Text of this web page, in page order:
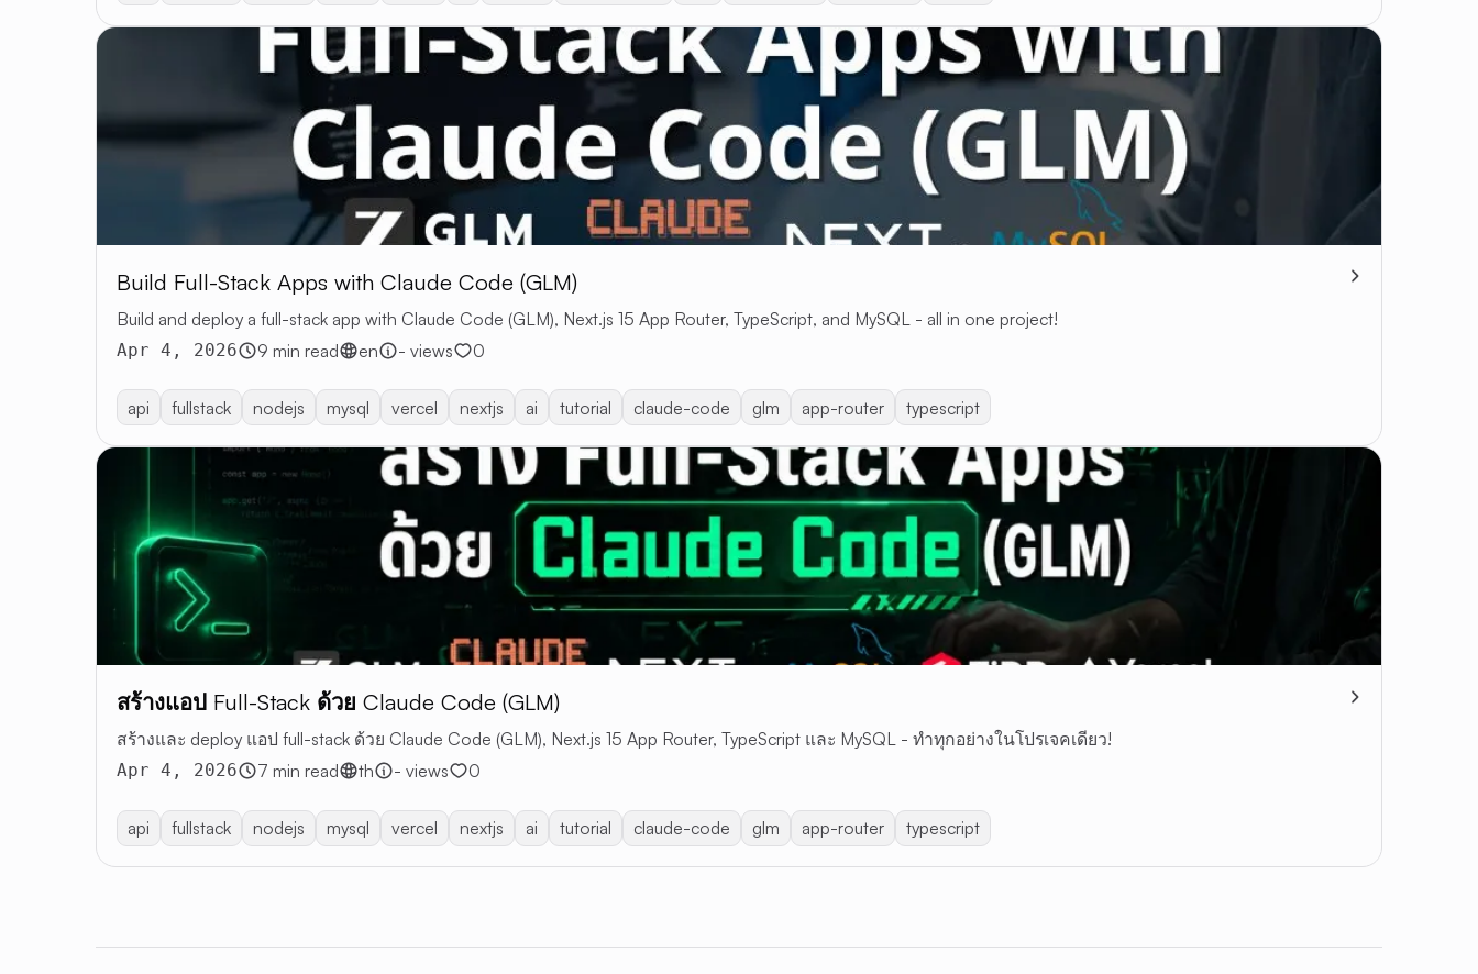
Build Full-Stack Apps with Claude Code (GLM)
Build and deploy a full-stack app with Claude Code (GLM), Next.js 15 App Router, TypeScript, and MySQL - all in one project!
Apr 4, 2026 9 min read en - views 0
api fullstack nodejs mysql vercel nextjs ai tutorial claude-code glm app-router typescript
สร้างแอป Full-Stack ด้วย Claude Code (GLM)
สร้างและ deploy แอป full-stack ด้วย Claude Code (GLM), Next.js 15 App Router, TypeScript และ MySQL - ทำทุกอย่างในโปรเจคเดียว!
Apr 4, 2026 7 min read th - views 0
api fullstack nodejs mysql vercel nextjs ai tutorial claude-code glm app-router typescript